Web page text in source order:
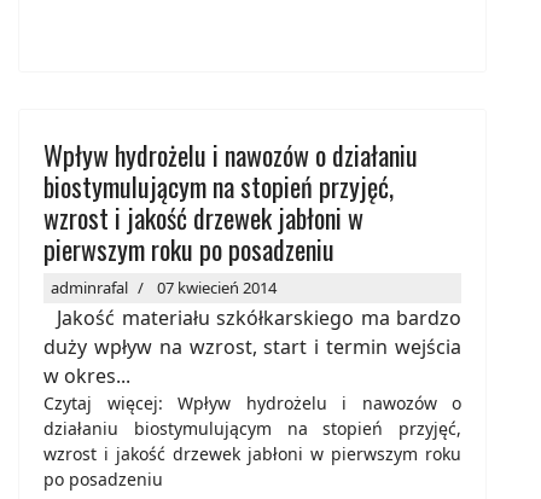
Wpływ hydrożelu i nawozów o działaniu
biostymulującym na stopień przyjęć,
wzrost i jakość drzewek jabłoni w
pierwszym roku po posadzeniu
adminrafal 07 kwiecień 2014
Jakość materiału szkółkarskiego ma bardzo
duży wpływ na wzrost, start i termin wejścia
w okres...
Czytaj więcej: Wpływ hydrożelu i nawozów o
działaniu biostymulującym na stopień przyjęć,
wzrost i jakość drzewek jabłoni w pierwszym roku
po posadzeniu